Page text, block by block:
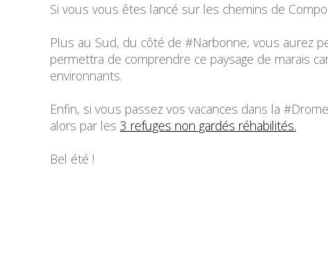
Si vous vous êtes lancé sur les chemins de
Plus au Sud, du côté de #Narbonne, vous aurez
permettra de comprendre ce paysage de marais
environnants.
Enfin, si vous passez vos vacances dans la
alors par les 3 refuges non gardés réhabilités.
Bel été !